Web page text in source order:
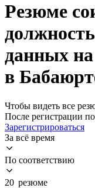
Резюме
данных
в
Чтобы видеть все
После регистрации
Зарегистрироваться
За всё время
По соответствию
20 резюме